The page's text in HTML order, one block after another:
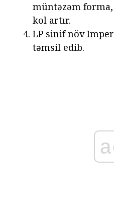
müntəzəm
kol artır.
LP sinif növ
təmsil edib.